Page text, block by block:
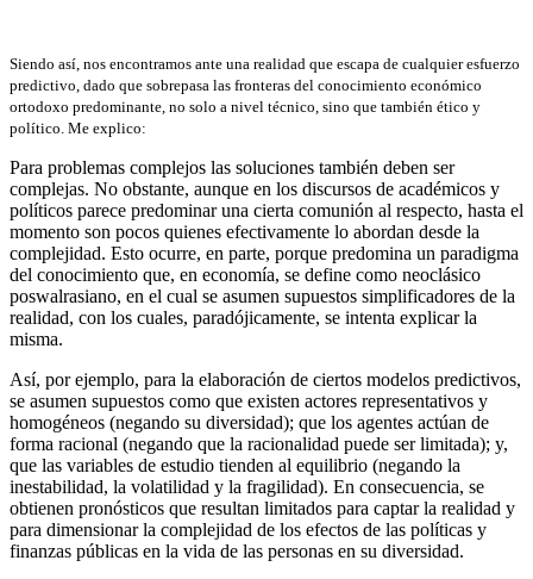
Siendo así, nos encontramos ante una realidad que escapa de cualquier esfuerzo
predictivo, dado que sobrepasa las fronteras del conocimiento económico
ortodoxo predominante, no solo a nivel técnico, sino que también ético y
político. Me explico:
Para problemas complejos las soluciones también deben ser
complejas. No obstante, aunque en los discursos de académicos y
políticos parece predominar una cierta comunión al respecto, hasta el
momento son pocos quienes efectivamente lo abordan desde la
complejidad. Esto ocurre, en parte, porque predomina un paradigma
del conocimiento que, en economía, se define como neoclásico
poswalrasiano, en el cual se asumen supuestos simplificadores de la
realidad, con los cuales, paradójicamente, se intenta explicar la
misma.
Así, por ejemplo, para la elaboración de ciertos modelos predictivos,
se asumen supuestos como que existen actores representativos y
homogéneos (negando su diversidad); que los agentes actúan de
forma racional (negando que la racionalidad puede ser limitada); y,
que las variables de estudio tienden al equilibrio (negando la
inestabilidad, la volatilidad y la fragilidad). En consecuencia, se
obtienen pronósticos que resultan limitados para captar la realidad y
para dimensionar la complejidad de los efectos de las políticas y
finanzas públicas en la vida de las personas en su diversidad.